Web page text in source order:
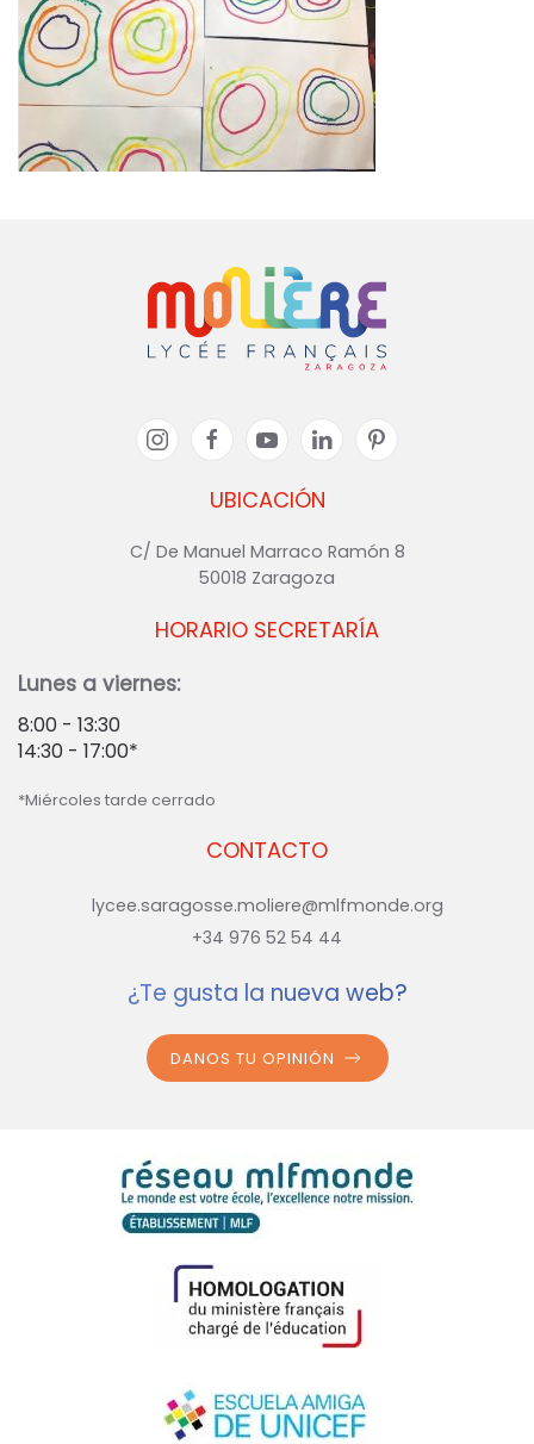
UBICACIÓN
C/ De Manuel Marraco Ramón 8
50018 Zaragoza
CONTACTO
lycee.saragosse.moliere@mlfmonde.org
+34 976 52 54 44
HORARIO SECRETARÍA
Lunes a viernes:
8:00 - 13:30
14:30 - 17:00*
*Miércoles tarde cerrado
¿Te gusta la nueva web?
DANOS TU OPINIÓN